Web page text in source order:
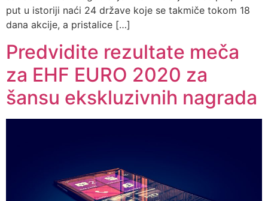
put u istoriji naći 24 države koje se takmiče tokom 18
dana akcije, a pristalice […]
Predvidite rezultate meča
za EHF EURO 2020 za
šansu ekskluzivnih nagrada